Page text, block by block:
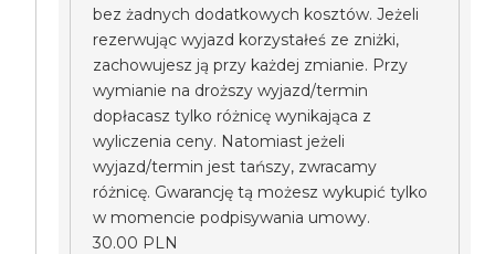
bez żadnych dodatkowych kosztów. Jeżeli
rezerwując wyjazd korzystałeś ze zniżki,
zachowujesz ją przy każdej zmianie. Przy
wymianie na droższy wyjazd/termin
dopłacasz tylko różnicę wynikająca z
wyliczenia ceny. Natomiast jeżeli
wyjazd/termin jest tańszy, zwracamy
różnicę. Gwarancję tą możesz wykupić tylko
w momencie podpisywania umowy.
30.00 PLN